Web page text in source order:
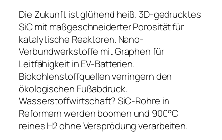
Die Zukunft ist glühend heiß. 3D-gedrucktes
SiC mit maßgeschneiderter Porosität für
katalytische Reaktoren. Nano-
Verbundwerkstoffe mit Graphen für
Leitfähigkeit in EV-Batterien.
Biokohlenstoffquellen verringern den
ökologischen Fußabdruck.
Wasserstoffwirtschaft? SiC-Rohre in
Reformern werden boomen und 900°C
reines H2 ohne Versprödung verarbeiten.